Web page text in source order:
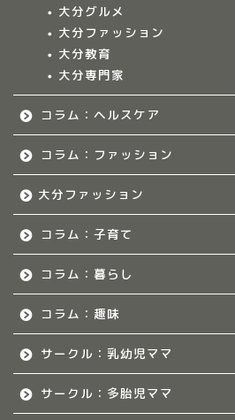
大分グルメ
大分ファッション
大分教育
大分専門家
コラム：ヘルスケア
コラム：ファッション
大分ファッション
コラム：子育て
コラム：暮らし
コラム：趣味
サークル：乳幼児ママ
サークル：多胎児ママ
福岡の
佐賀の